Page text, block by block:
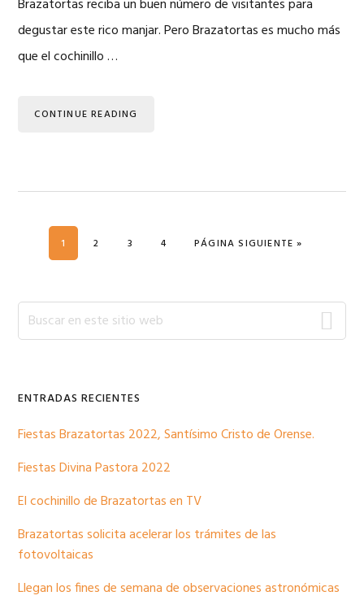
Brazatortas reciba un buen número de visitantes para
degustar este rico manjar. Pero Brazatortas es mucho más
que el cochinillo …
CONTINUE READING
PÁGINA
1 PÁGINA
2 PÁGINA
3 PÁGINA
4 IR A LA
PÁGINA SIGUIENTE »
Barra
lateral
primaria
Buscar
en
web
ENTRADAS RECIENTES
Fiestas Brazatortas 2022, Santísimo Cristo de Orense.
Fiestas Divina Pastora 2022
El cochinillo de Brazatortas en TV
Brazatortas solicita acelerar los trámites de las
fotovoltaicas
Llegan los fines de semana de observaciones astronómicas